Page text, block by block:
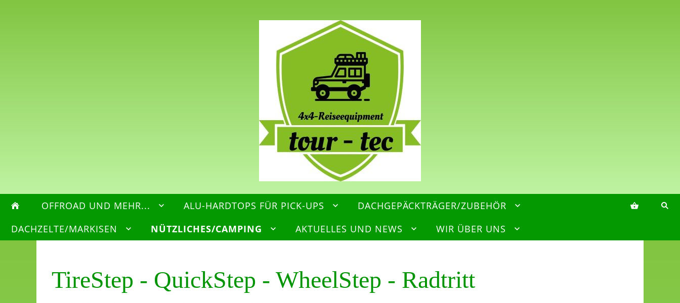
OFFROAD UND MEHR... ALU-HARDTOPS FÜR PICK-UPS
DACHGEPÄCKTRÄGER/ZUBEHÖR
DACHZELTE/MARKISEN
NÜTZLICHES/CAMPING AKTUELLES UND NEWS WIR ÜBER UNS
TireStep - QuickStep - WheelStep - Radtritt